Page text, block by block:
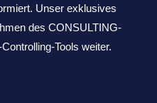
Unser exklusives
des CONSULTING-
Tools weiter.